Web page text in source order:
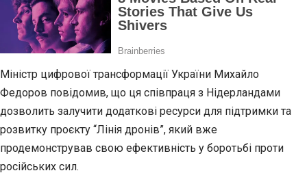
Міністр цифрової трансформації України Михайло
Федоров повідомив, що ця співпраця з Нідерландами
дозволить залучити додаткові ресурси для підтримки та
розвитку проєкту “Лінія дронів”, який вже
продемонстрував свою ефективність у боротьбі проти
російських сил.